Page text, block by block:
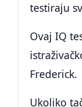
testiraju
Ovaj IQ
Frederick.
Ukoliko